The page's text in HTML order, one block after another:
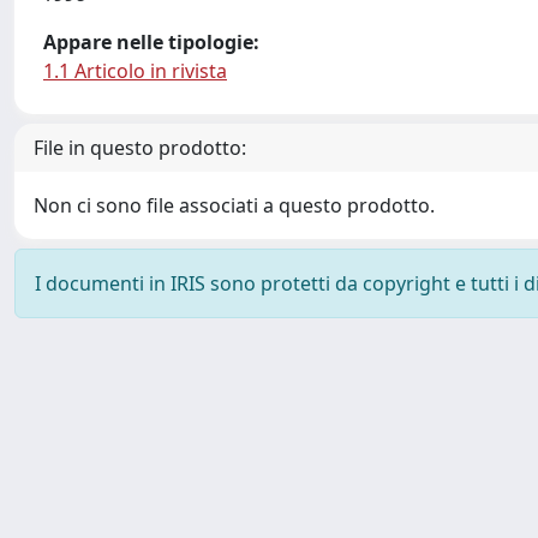
Appare nelle tipologie:
1.1 Articolo in rivista
File in questo prodotto:
Non ci sono file associati a questo prodotto.
I documenti in IRIS sono protetti da copyright e tutti i